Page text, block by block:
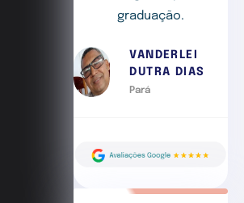
graduação.
VANDERLEI
DUTRA DIAS
Pará